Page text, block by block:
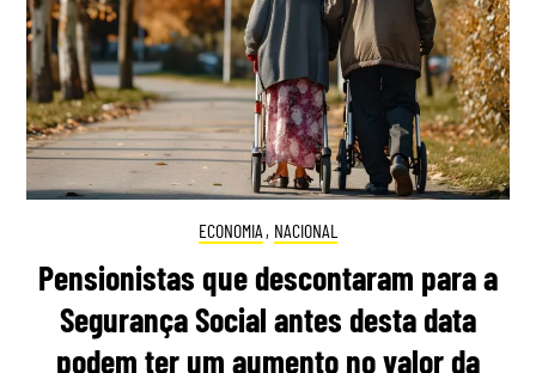
ECONOMIA , NACIONAL
Pensionistas que descontaram para a
Segurança Social antes desta data
podem ter um aumento no valor da